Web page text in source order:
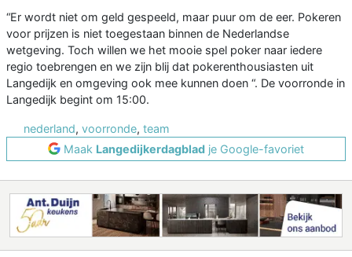
“Er wordt niet om geld gespeeld, maar puur om de eer. Pokeren
voor prijzen is niet toegestaan binnen de Nederlandse
wetgeving. Toch willen we het mooie spel poker naar iedere
regio toebrengen en we zijn blij dat pokerenthousiasten uit
Langedijk en omgeving ook mee kunnen doen “. De voorronde in
Langedijk begint om 15:00.
nederland, voorronde, team
Maak Langedijkerdagblad je Google-favoriet